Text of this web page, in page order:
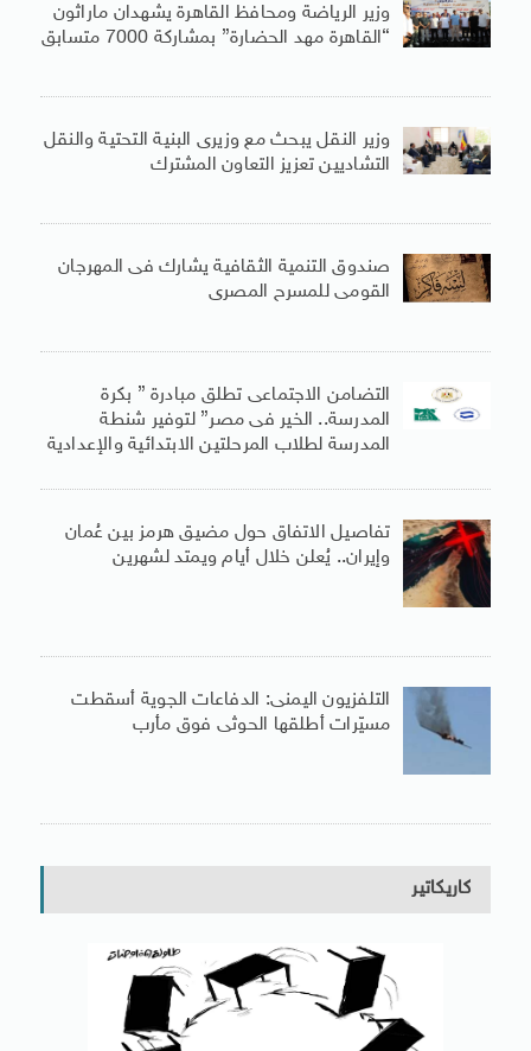
وزير الرياضة ومحافظ القاهرة يشهدان ماراثون
“القاهرة مهد الحضارة” بمشاركة 7000 متسابق
وزير النقل يبحث مع وزيرى البنية التحتية والنقل
التشاديين تعزيز التعاون المشترك
صندوق التنمية الثقافية يشارك فى المهرجان
القومى للمسرح المصرى
التضامن الاجتماعى تطلق مبادرة ” بكرة
المدرسة.. الخير فى مصر” لتوفير شنطة
المدرسة لطلاب المرحلتين الابتدائية والإعدادية
تفاصيل الاتفاق حول مضيق هرمز بين عُمان
وإيران.. يُعلن خلال أيام ويمتد لشهرين
التلفزيون اليمنى: الدفاعات الجوية أسقطت
مسيّرات أطلقها الحوثى فوق مأرب
كاريكاتير